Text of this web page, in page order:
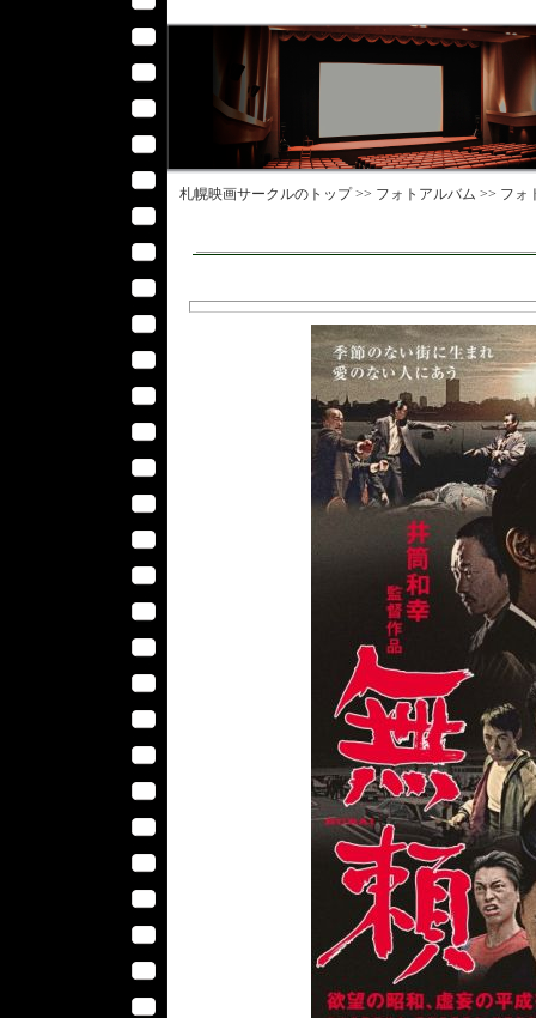
札幌映画サークルのトップ >> フォトアルバム >> フォ